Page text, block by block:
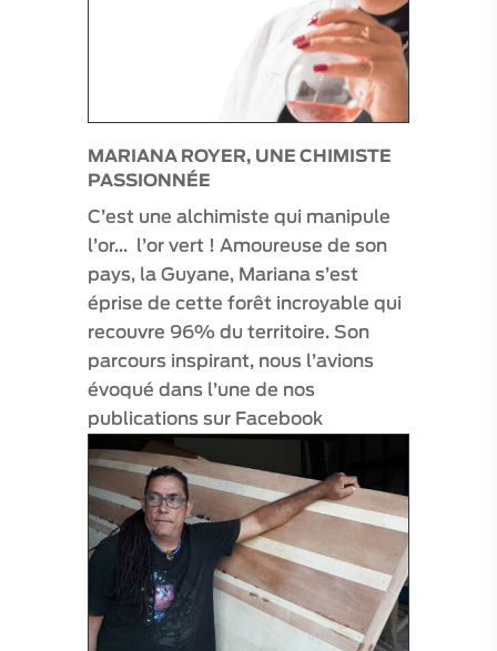
moment
65 €
MARIANA ROYER, UNE CHIMISTE
PASSIONNÉE
C’est une alchimiste qui manipule
l’or… l’or vert ! Amoureuse de son
pays, la Guyane, Mariana s’est
éprise de cette forêt incroyable qui
recouvre 96% du territoire. Son
parcours inspirant, nous l’avions
évoqué dans l’une de nos
publications sur Facebook